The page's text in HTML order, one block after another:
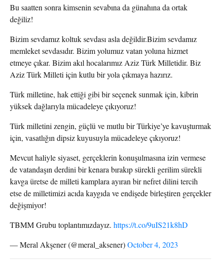
Bu saatten sonra kimsenin sevabına da günahına da ortak
değiliz!
Bizim sevdamız koltuk sevdası asla değildir.Bizim sevdamız
memleket sevdasıdır. Bizim yolumuz vatan yoluna hizmet
etmeye çıkar. Bizim akıl hocalarımız Aziz Türk Milletidir. Biz
Aziz Türk Milleti için kutlu bir yola çıkmaya hazırız.
Türk milletine, hak ettiği gibi bir seçenek sunmak için, kibrin
yüksek dağlarıyla mücadeleye çıkıyoruz!
Türk milletini zengin, güçlü ve mutlu bir Türkiye’ye kavuşturmak
için, vasatlığın dipsiz kuyusuyla mücadeleye çıkıyoruz!
Mevcut haliyle siyaset, gerçeklerin konuşulmasına izin vermese
de vatandaşın derdini bir kenara bırakıp sürekli gerilim sürekli
kavga üretse de milleti kamplara ayıran bir nefret dilini tercih
etse de milletimizi acıda kaygıda ve endişede birleştiren gerçekler
değişmiyor!
TBMM Grubu toplantımızdayız. https://t.co/9uIS21k8hD
— Meral Akşener (@meral_aksener)October 4, 2023